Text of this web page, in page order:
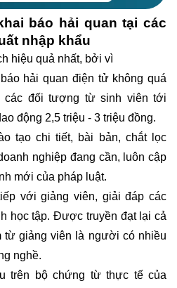
báo hải quan tại các
nhập khẩu
hiệu quả nhất, bởi vì
hải quan điện tử không quá
đối tượng từ sinh viên tới
động 2,5 triệu - 3 triệu đồng.
tạo chi tiết, bài bản, chắt lọc
nghiệp đang cần, luôn cập
mới của pháp luật.
với giảng viên, giải đáp các
học tập. Được truyền đạt lại cả
từ giảng viên là người có nhiều
nghề.
trên bộ chứng từ thực tế của